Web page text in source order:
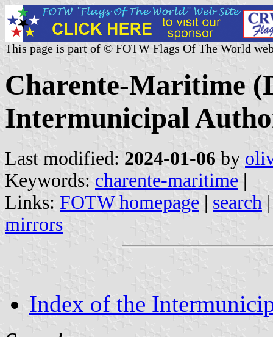
This page is part of © FOTW Flags Of The World
Charente-Maritime
Intermunicipal
Last modified: 2024-01-06 by
Keywords: charente-maritime |
Links: FOTW homepage | search
mirrors
Index of the